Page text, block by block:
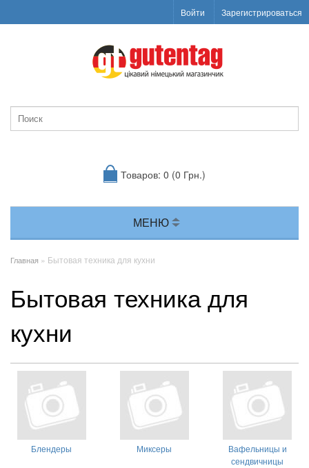
Войти Зарегистрироваться
Товаров: 0 (0 Грн.)
МЕНЮ
Главная » Бытовая техника для кухни
Бытовая техника для
кухни
Блендеры Миксеры
Вафельницы и
сендвичницы